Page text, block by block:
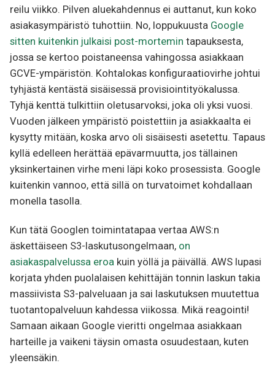
reilu viikko. Pilven aluekahdennus ei auttanut, kun koko
asiakasympäristö tuhottiin. No, loppukuusta Google
sitten kuitenkin julkaisi post-mortemin tapauksesta,
jossa se kertoo poistaneensa vahingossa asiakkaan
GCVE-ympäristön. Kohtalokas konfiguraatiovirhe johtui
tyhjästä kentästä sisäisessä provisiointityökalussa.
Tyhjä kenttä tulkittiin oletusarvoksi, joka oli yksi vuosi.
Vuoden jälkeen ympäristö poistettiin ja asiakkaalta ei
kysytty mitään, koska arvo oli sisäisesti asetettu. Tapaus
kyllä edelleen herättää epävarmuutta, jos tällainen
yksinkertainen virhe meni läpi koko prosessista. Google
kuitenkin vannoo, että sillä on turvatoimet kohdallaan
monella tasolla.
Kun tätä Googlen toimintatapaa vertaa AWS:n
äskettäiseen S3-laskutusongelmaan, on
asiakaspalvelussa eroa kuin yöllä ja päivällä. AWS lupasi
korjata yhden puolalaisen kehittäjän tonnin laskun takia
massiivista S3-palveluaan ja sai laskutuksen muutettua
tuotantopalveluun kahdessa viikossa. Mikä reagointi!
Samaan aikaan Google vieritti ongelmaa asiakkaan
harteille ja vaikeni täysin omasta osuudestaan, kuten
yleensäkin.